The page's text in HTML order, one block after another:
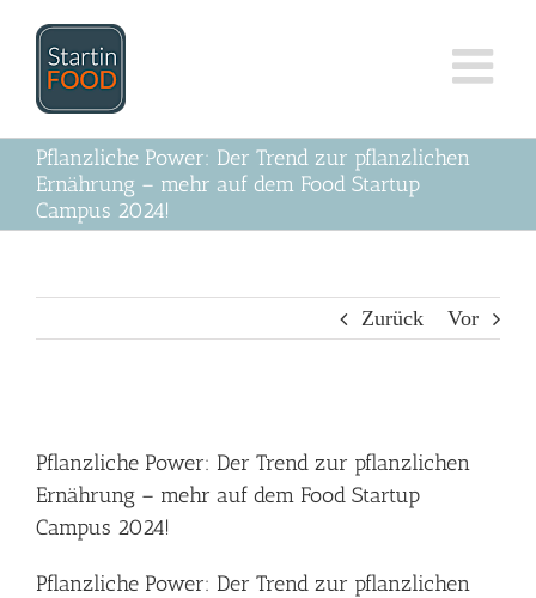
Inhalt
springen
Pflanzliche Power: Der Trend zur pflanzlichen
Ernährung – mehr auf dem Food Startup
Campus 2024!
Zurück Vor
grösseres
Bild
Pflanzliche Power: Der Trend zur pflanzlichen
Ernährung – mehr auf dem Food Startup
Campus 2024!
Pflanzliche Power: Der Trend zur pflanzlichen